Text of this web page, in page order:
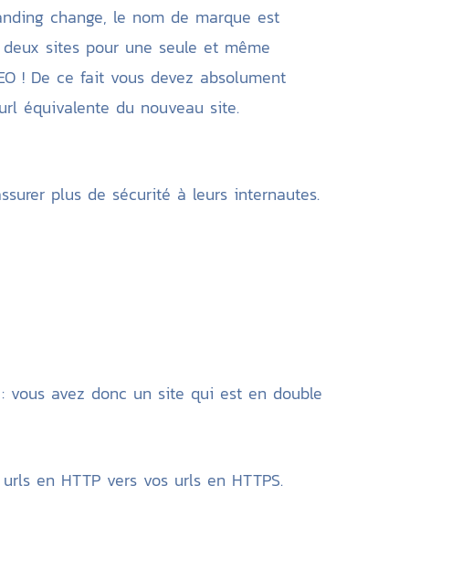
change, le nom de marque est
sites pour une seule et même
! De ce fait vous devez absolument
équivalente du nouveau site.
plus de sécurité à leurs internautes.
vous avez donc un site qui est en double
en HTTP vers vos urls en HTTPS.